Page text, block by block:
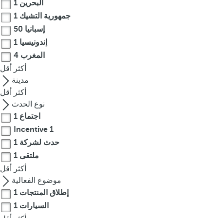
r
o
w
k
y
o
n
a
v
i
g
a
t
e
t
o
البحرين 1
جمهورية التشيك 1
إسبانيا 50
إندونيسيا 1
المغرب 4
أكثر
أقل
مدينة
أكثر
أقل
نوع الحدث
اجتماع 1
Incentive 1
حدث لشركة 1
ملتقى 1
أكثر
أقل
موضوع الفعالية
إطلاق المنتجات 1
السيارات 1